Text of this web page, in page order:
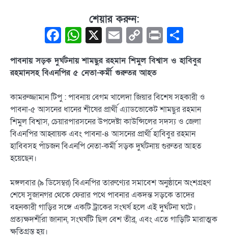
শেয়ার করুন:
Facebook
WhatsApp
X EmailCopy
Link
Print
পাবনায় সড়ক দুর্ঘটনায় শামছুর রহমান শিমুল বিশ্বাস ও হাবিবুর
রহমানসহ বিএনপির ৫ নেতা-কর্মী গুরুতর আহত
কামরুজ্জামান টিপু : পাবনায় বেগম খালেদা জিয়ার বিশেষ সহকারী ও
পাবনা-৫ আসনের ধানের শীষের প্রার্থী এ্যাডভোকেট শামছুর রহমান
শিমুল বিশ্বাস, চেয়ারপারসনের উপদেষ্টা কাউন্সিলের সদস্য ও জেলা
বিএনপির আহ্বায়ক এবং পাবনা-৪ আসনের প্রার্থী হাবিবুর রহমান
হাবিবসহ পাঁচজন বিএনপি নেতা-কর্মী সড়ক দুর্ঘটনায় গুরুতর আহত
হয়েছেন।
মঙ্গলবার (৯ ডিসেম্বর) বিএনপির তারুণ্যের সমাবেশ অনুষ্ঠানে অংশগ্রহণ
শেষে সুজানগর থেকে ফেরার পথে পাবনার একদন্ত সড়কে তাদের
বহনকারী গাড়ির সঙ্গে একটি ট্রাকের সংঘর্ষ হলে এই দুর্ঘটনা ঘটে।
প্রত্যক্ষদর্শীরা জানান, সংঘর্ষটি ছিল বেশ তীব্র, এবং এতে গাড়িটি মারাত্মক
ক্ষতিগ্রস্ত হয়।